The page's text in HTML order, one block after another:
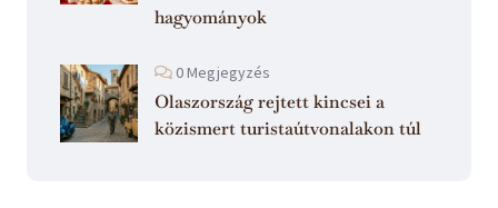
hagyományok
0 Megjegyzés
Olaszország rejtett kincsei a
közismert turistaútvonalakon túl